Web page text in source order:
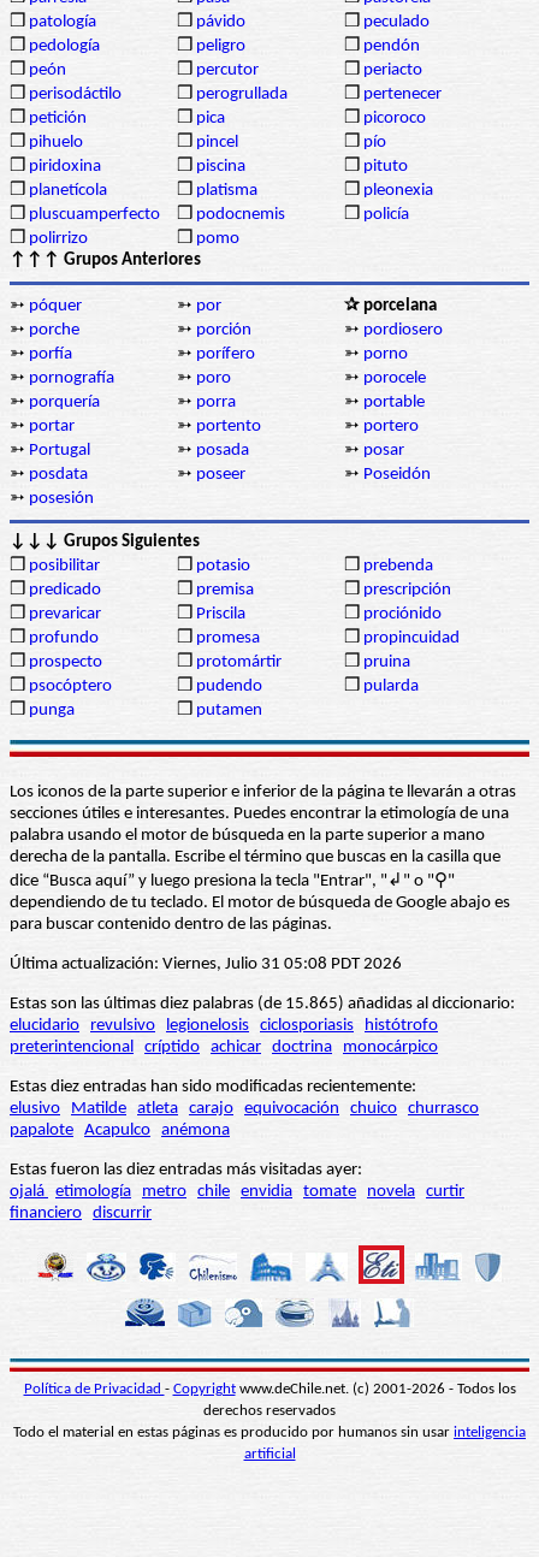
❒ patología ❒ pávido ❒ peculado
❒ pedología ❒ peligro ❒ pendón
❒ peón ❒ percutor ❒ periacto
❒ perisodáctilo ❒ perogrullada ❒ pertenecer
❒ petición ❒ pica ❒ picoroco
❒ pihuelo ❒ pincel ❒ pío
❒ piridoxina ❒ piscina ❒ pituto
❒ planetícola ❒ platisma ❒ pleonexia
❒ pluscuamperfecto ❒ podocnemis ❒ policía
❒ polirrizo ❒ pomo
↑↑↑ Grupos Anteriores
➳ póquer ➳ por
✰ porcelana
➳ porche ➳ porción ➳ pordiosero
➳ porfía ➳ porífero ➳ porno
➳ pornografía ➳ poro ➳ porocele
➳ porquería ➳ porra ➳ portable
➳ portar ➳ portento ➳ portero
➳ Portugal ➳ posada ➳ posar
➳ posdata ➳ poseer ➳ Poseidón
➳ posesión
↓↓↓ Grupos Siguientes
❒ posibilitar ❒ potasio ❒ prebenda
❒ predicado ❒ premisa ❒ prescripción
❒ prevaricar ❒ Priscila ❒ prociónido
❒ profundo ❒ promesa ❒ propincuidad
❒ prospecto ❒ protomártir ❒ pruina
❒ psocóptero ❒ pudendo ❒ pularda
❒ punga ❒ putamen
Los iconos de la parte superior e inferior de la página te llevarán a otras
secciones útiles e interesantes. Puedes encontrar la etimología de una
palabra usando el motor de búsqueda en la parte superior a mano
derecha de la pantalla. Escribe el término que buscas en la casilla que
dice “Busca aquí” y luego presiona la tecla "Entrar", "↲" o "⚲"
dependiendo de tu teclado. El motor de búsqueda de Google abajo es
para buscar contenido dentro de las páginas.
Última actualización: Viernes, Julio 31 05:08 PDT 2026
Estas son las últimas diez palabras (de 15.865) añadidas al diccionario:
elucidario
revulsivo legionelosis ciclosporiasis
histótrofo
preterintencional críptido achicar doctrina monocárpico
Estas diez entradas han sido modificadas recientemente:
elusivo
Matilde atleta carajo equivocación chuico churrasco
papalote Acapulco anémona
Estas fueron las diez entradas más visitadas ayer:
ojalá etimología metro chile envidia tomate novela curtir
financiero discurrir
Política de Privacidad - Copyrightwww.deChile.net. (c) 2001-2026 - Todos los
derechos reservados
Todo el material en estas páginas es producido por humanos sin usar inteligencia
artificial